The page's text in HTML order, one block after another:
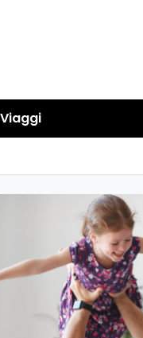
Viaggi